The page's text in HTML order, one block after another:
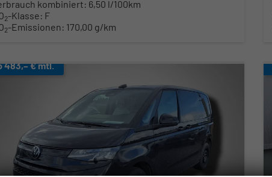
kombiniert: 6,50 l/100km
2-Klasse: F
2-Emissionen: 170,00 g/km
483,– € mtl.